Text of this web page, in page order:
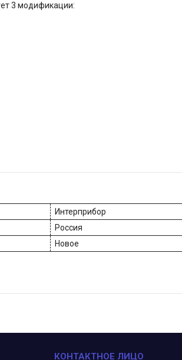
3 модификации:
Интерприбор
Россия
Новое